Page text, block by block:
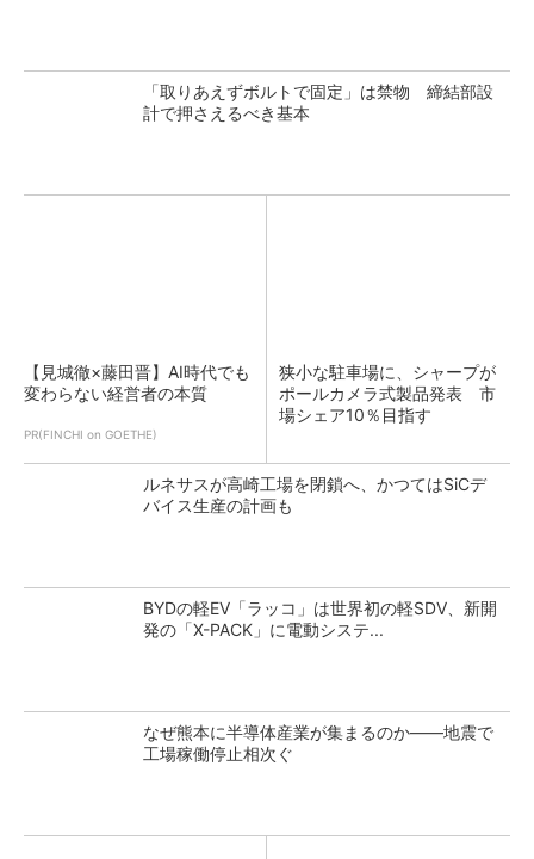
「取りあえずボルトで固定」は禁物 締結部設
計で押さえるべき基本
【見城徹×藤田晋】AI時代でも
変わらない経営者の本質
PR(FINCHI on GOETHE)
狭小な駐車場に、シャープが
ポールカメラ式製品発表 市
場シェア10％目指す
ルネサスが高崎工場を閉鎖へ、かつてはSiCデ
バイス生産の計画も
BYDの軽EV「ラッコ」は世界初の軽SDV、新開
発の「X-PACK」に電動システ...
なぜ熊本に半導体産業が集まるのか――地震で
工場稼働停止相次ぐ